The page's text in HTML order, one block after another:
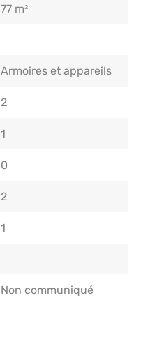
77 m²
Armoires et appareils
2
1
0
2
1
Non communiqué